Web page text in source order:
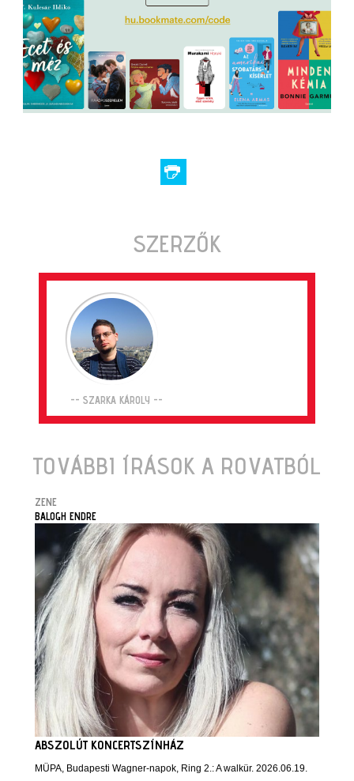
SZERZŐK
-- SZARKA KÁROLY --
TOVÁBBI ÍRÁSOK A ROVATBÓL
ZENE
BALOGH ENDRE
ABSZOLÚT KONCERTSZÍNHÁZ
MÜPA, Budapesti Wagner-napok, Ring 2.: A walkür. 2026.06.19.